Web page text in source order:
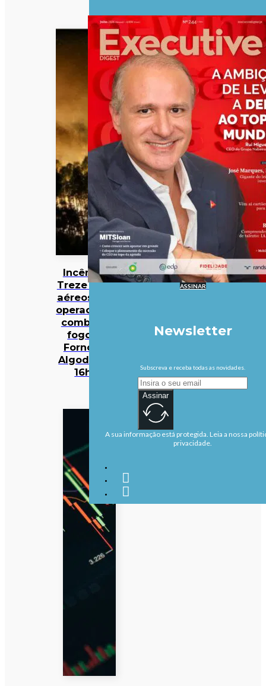
Incêndios:
Treze meios
aéreos e 301
operacionais
combatem
fogo em
Fornos de
Algodres às
16h50
ASSINAR
Newsletter
Subscreva e receba todas as novidades.
Assinar
A sua informação está protegida. Leia a nossa
privacidade.